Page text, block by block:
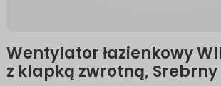
Wentylator łazienkowy
z klapką zwrotną, Srebrny